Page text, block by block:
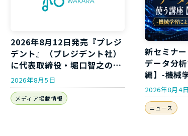
2026年8月12日発売『プレジ
デント』（プレジデント社）
に代表取締役・堀口智之のイ
ンタビューが掲載されます
2026年8月5日
メディア掲載情報
新セミナ
データ分
編】-機械
析-」開講
2026年8月4日
ニュース